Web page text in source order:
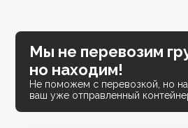
Мы не перевозим
но находим!
Не поможем с перевозкой, но
ваш уже отправленный